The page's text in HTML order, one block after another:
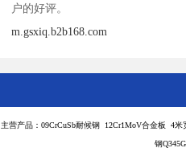
户的好评。
m.gsxiq.b2b168.com
主营产品：09CrCuSb耐候钢 12Cr1MoV合金板 4
钢